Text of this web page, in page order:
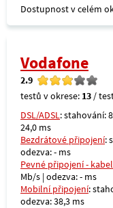
Dostupnost v celém
Vodafone
2.9
testů v okrese: 13 /
DSL/ADSL: stahování:
24,0 ms
Bezdrátové připojení:
odezva: - ms
Pevné připojení -
Mb/s | odezva: - ms
Mobilní připojení:
odezva: 38,3 ms